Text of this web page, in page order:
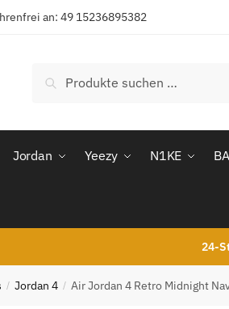
an: 49 15236895382
nach:
Suchen
Jordan Yeezy N1KE
24-
/ Jordan 4 / Air Jordan 4 Retro Midnight